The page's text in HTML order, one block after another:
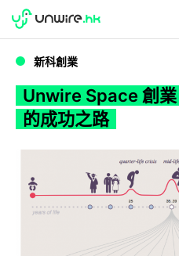
WWDC 2026
新科創業
Unwire Space 創
的成功之路